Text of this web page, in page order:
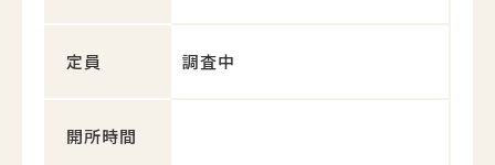
定員 調査中
開所時間